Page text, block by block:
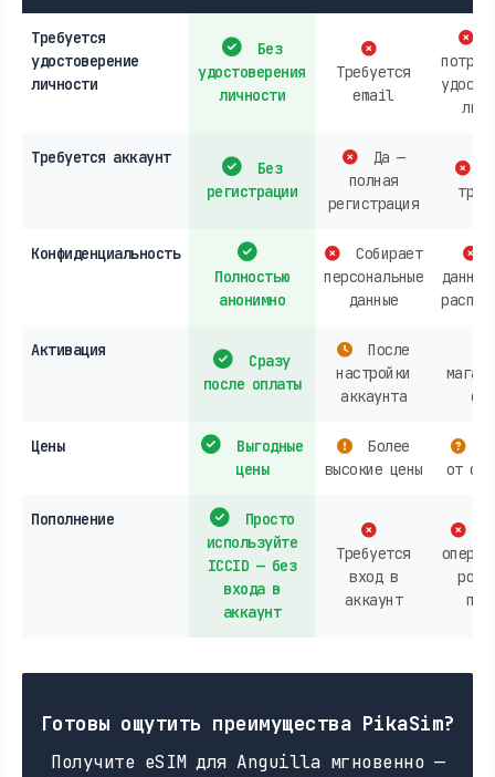
Требуется
удостоверение
личности
Без
удостоверения
личности
Требуется
email
Требуется аккаунт
Без
регистрации
Да —
полная
регистрация
Конфиденциальность
Полностью
анонимно
Собирает
персональные
данные
Активация
Сразу
после оплаты
После
настройки
аккаунта
Цены
Выгодные
цены
Более
высокие цены
от
Пополнение
Просто
используйте
ICCID — без
входа в
аккаунт
Требуется
вход в
аккаунт
Готовы ощутить преимущества PikaSim?
Получите eSIM для Anguilla мгновенно —